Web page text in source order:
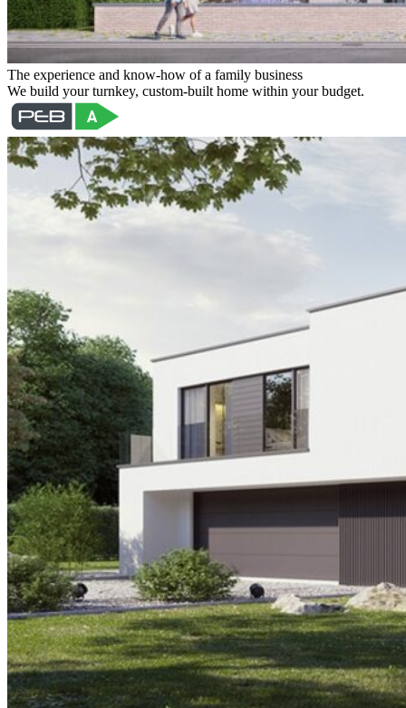
The experience and know-how of a family business
We build your turnkey, custom-built home within your budget.